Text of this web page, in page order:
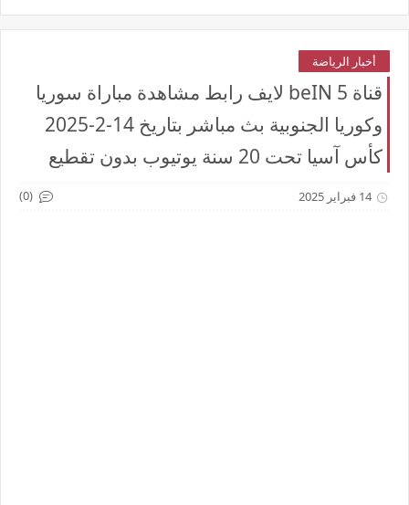
أخبار الرياضة
قناة beIN 5 لايف رابط مشاهدة مباراة سوريا
وكوريا الجنوبية بث مباشر بتاريخ 14-2-2025
كأس آسيا تحت 20 سنة يوتيوب بدون تقطيع
14 فبراير 2025 (0)